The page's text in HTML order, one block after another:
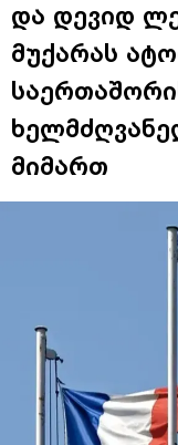
და დევიდ
მუქარას
მიმართ